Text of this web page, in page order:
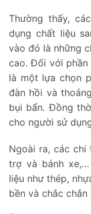
Thường thấy,
dụng chất liệu
vào đó là những
cao. Đối với phần
là một lựa chọn
đàn hồi và
bụi bẩn. Đồng
cho người sử
Ngoài ra, các chi
trợ và bánh
liệu như thép,
bền và chắc